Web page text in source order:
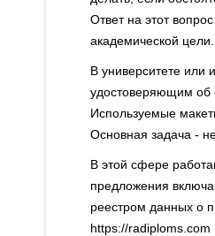
Ответ на этот
академической цели.
В университете или
удостоверяющим об
Используемые
Основная задача -
В этой сфере
предложения
реестром данных о
https://radiploms.com